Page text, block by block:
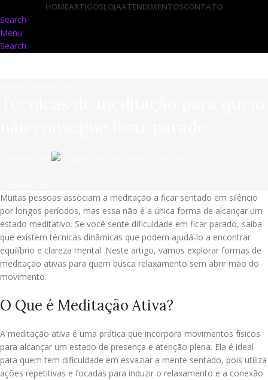
HOMEARTIGOSLOJAATENDIMENTOSCONTATO
Search
Menu
Search
Muitas pessoas associam a meditação a ficar sentado em silêncio
por longos períodos, mas essa não é a única forma de alcançar um
estado meditativo. Se você sente dificuldade em ficar parado, saiba
que existem técnicas dinâmicas que podem ajudá-lo a encontrar
equilíbrio e clareza mental. Neste artigo, vamos explorar formas de
meditação ativas para quem busca relaxamento sem abrir mão do
movimento.
O Que é Meditação Ativa?
A meditação ativa é uma prática que incorpora movimentos físicos
para alcançar um estado de presença e atenção plena. Ela é ideal
para quem tem dificuldade em esvaziar a mente sentado, pois utiliza
ações repetitivas e focadas para induzir o relaxamento e a conexão